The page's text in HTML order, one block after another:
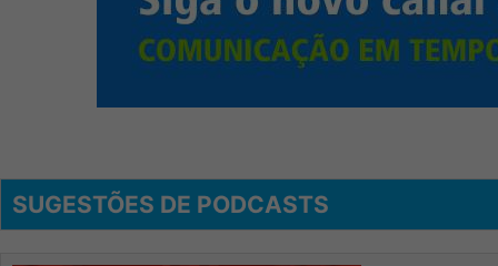
SUGESTÕES DE PODCASTS